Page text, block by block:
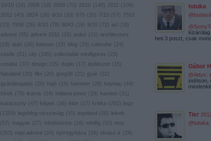
10/10 ( 16 ) 2008 ( 18 ) 2009 ( 73) 2010 ( 148 ) 2011 ( 108 )
2012 ( 43) 2824 ( 26 ) 6/10 ( 20) 675 ( 20) 7/10 ( 57) 7553
( 23) 7958 ( 26 ) 8/10 ( 78 ) 8043 ( 16 ) 9/10 ( 72) ad ( 18 )
advent ( 55) advent 2011 ( 26 ) anikó ( 21 )
architecture
(
18 ) autó ( 26 ) batman ( 15) blog ( 29) calendar ( 24)
castle ( 51 ) city ( 185) collectable minifigures ( 23)
creator ( 37) design ( 15) duplo ( 17) építészet ( 15)
fabuland ( 20) film ( 20) greg36 ( 21 ) gyár ( 32)
gyárlátogatás ( 20) hajó ( 15) hammer ( 28 ) haynau ( 44)
hírek ( 75) ikarus ( 24) indiana jones ( 18 ) kamion ( 31
)
karácsony ( 47) képek ( 36 ) klón ( 17) kritika ( 292)
lego
(
1259) legoblog visszavág ( 15) legoland ( 26 )
linkek
( 57) magyar ( 27) mindstorms ( 16 ) minifig ( 50) moc
( 253) napi advent ( 24) nyíregyháza ( 16 ) olvasó ír ( 28 )
tutuka
heti 3 poszt, csak
Gábor H
@Attys:
indítson,
Tier
@tutuka